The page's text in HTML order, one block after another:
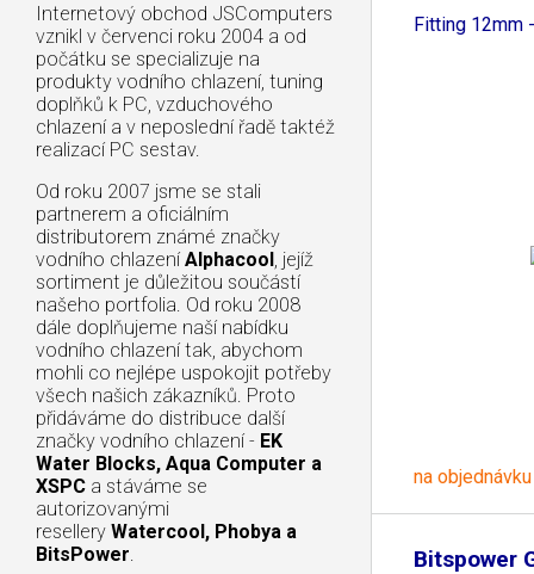
Internetový obchod JSComputers
vznikl v červenci roku 2004 a od
počátku se specializuje na
produkty vodního chlazení, tuning
doplňků k PC, vzduchového
chlazení a v neposlední řadě taktéž
realizací PC sestav.
Od roku 2007 jsme se stali
partnerem a oficiálním
distributorem známé značky
vodního chlazení Alphacool, jejíž
sortiment je důležitou součástí
našeho portfolia. Od roku 2008
dále doplňujeme naší nabídku
vodního chlazení tak, abychom
mohli co nejlépe uspokojit potřeby
všech našich zákazníků. Proto
přidáváme do distribuce další
značky vodního chlazení - EK
Water Blocks, Aqua Computer a
XSPC a stáváme se
autorizovanými
resellery Watercool, Phobya a
BitsPower.
Fitting 12mm
na objednávku
Bitspower